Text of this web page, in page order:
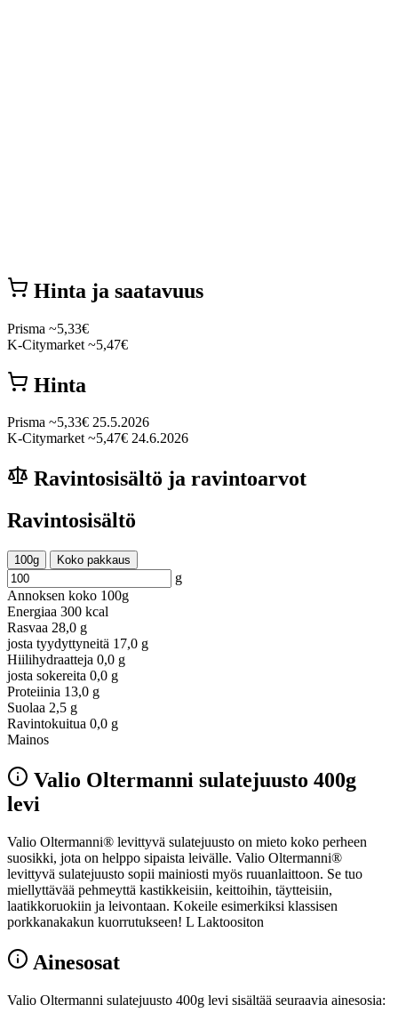
Hinta ja saatavuus
Prisma ~5,33€
K-Citymarket ~5,47€
Hinta
Prisma ~5,33€ 25.5.2026
K-Citymarket ~5,47€ 24.6.2026
Ravintosisältö ja ravintoarvot
Ravintosisältö
100g Koko pakkaus
g
Annoksen koko 100g
Energiaa 300 kcal
Rasvaa 28,0 g
josta tyydyttyneitä 17,0 g
Hiilihydraatteja 0,0 g
josta sokereita 0,0 g
Proteiinia 13,0 g
Suolaa 2,5 g
Ravintokuitua 0,0 g
Mainos
Valio Oltermanni sulatejuusto 400g
levi
Valio Oltermanni® levittyvä sulatejuusto on mieto koko perheen
suosikki, jota on helppo sipaista leivälle. Valio Oltermanni®
levittyvä sulatejuusto sopii mainiosti myös ruuanlaittoon. Se tuo
miellyttävää pehmeyttä kastikkeisiin, keittoihin, täytteisiin,
laatikkoruokiin ja leivontaan. Kokeile esimerkiksi klassisen
porkkanakakun kuorrutukseen! L Laktoositon
Ainesosat
Valio Oltermanni sulatejuusto 400g levi sisältää seuraavia ainesosia: